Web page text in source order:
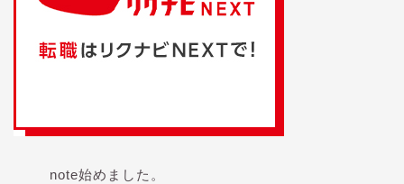
note始めました。